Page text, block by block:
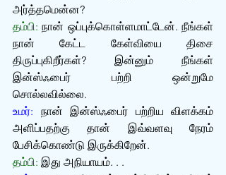
அர்த்தமென்ன?
தம்பி: நான் ஒப்புக்கொள்ளமாட்டேன். நீங்கள்
நான் கேட்ட கேள்வியை திசை
திருப்புகிறீர்கள்? இன்னும் நீங்கள்
இன்ஸ்ஃபைர் பற்றி ஒன்றுமே
சொல்லவில்லை.
உமர்: நான் இன்ஸ்ஃபைர் பற்றிய விளக்கம்
அளிப்பதற்கு தான் இவ்வளவு நேரம்
பேசிக்கொண்டு இருக்கிறேன்.
தம்பி: இது அநியாயம். . .